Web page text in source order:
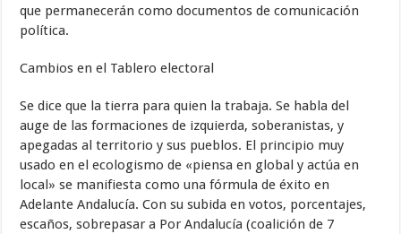
que permanecerán como documentos de comunicación
política.
Cambios en el Tablero electoral
Se dice que la tierra para quien la trabaja. Se habla del
auge de las formaciones de izquierda, soberanistas, y
apegadas al territorio y sus pueblos. El principio muy
usado en el ecologismo de «piensa en global y actúa en
local» se manifiesta como una fórmula de éxito en
Adelante Andalucía. Con su subida en votos, porcentajes,
escaños, sobrepasar a Por Andalucía (coalición de 7